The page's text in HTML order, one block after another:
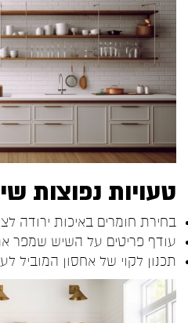
טעויות נפוצות
בחירת חומרים באיכות ירודה
עודף פריטים על השיש שמפר
תכנון לקוי של אחסון המוביל